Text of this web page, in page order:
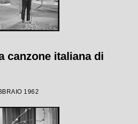
canzone italiana di
1962